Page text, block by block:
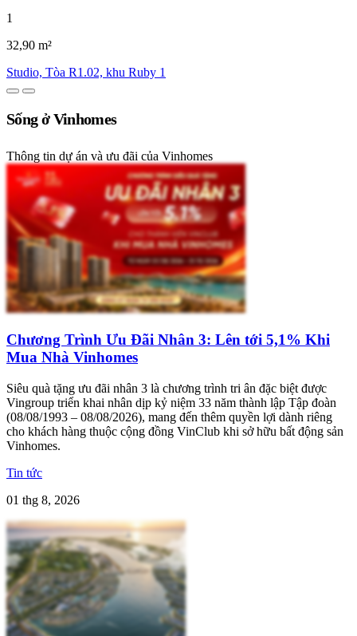
1
32,90 m²
Studio, Tòa R1.02, khu Ruby 1
Sống ở Vinhomes
Thông tin dự án và ưu đãi của Vinhomes
Chương Trình Ưu Đãi Nhân 3: Lên tới 5,1% Khi
Mua Nhà Vinhomes
Siêu quà tặng ưu đãi nhân 3 là chương trình tri ân đặc biệt được
Vingroup triển khai nhân dịp kỷ niệm 33 năm thành lập Tập đoàn
(08/08/1993 – 08/08/2026), mang đến thêm quyền lợi dành riêng
cho khách hàng thuộc cộng đồng VinClub khi sở hữu bất động sản
Vinhomes.
Tin tức
01 thg 8, 2026